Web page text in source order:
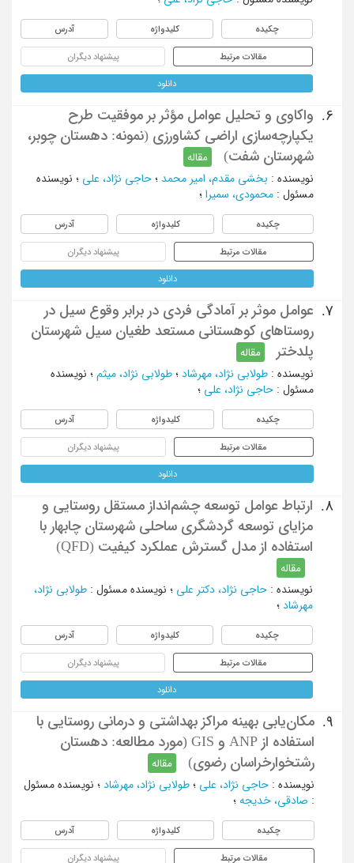
چکیده کلیدواژه آدرس
مقالات مرتبط پیشنهاد دیگران
دانلود
6.
واکاوی و تحلیل عوامل مؤثر بر موفقیت طرح
یکپارچه‌سازی اراضی کشاورزی (نمونه: دهستان چوبر،
شهرستان شفت)
مقاله
نویسنده : بخشی مقدم، امیر محمد ؛ حاجی نژاد، علی ؛ نویسنده
مسئول : محمودی، سمیرا ؛
چکیده کلیدواژه آدرس
مقالات مرتبط پیشنهاد دیگران
دانلود
7.
عوامل موثر بر آمادگی فردی در برابر وقوع سیل در
روستاهای کوهستانی مستعد طغیان سیل شهرستان
پلدختر
مقاله
نویسنده : طولابی نژاد، مهرشاد ؛ طولابی نژاد، میثم ؛ نویسنده
مسئول : حاجی نژاد، علی ؛
چکیده کلیدواژه آدرس
مقالات مرتبط پیشنهاد دیگران
دانلود
8.
ارتباط عوامل توسعه چشم‌انداز مستقل روستایی و
مزایای توسعه گردشگری ساحلی شهرستان چابهار با
استفاده از مدل گسترش عملکرد کیفیت (QFD)
مقاله
نویسنده : حاجی نژاد، دکتر علی ؛ نویسنده مسئول : طولابی نژاد،
مهرشاد ؛
چکیده کلیدواژه آدرس
مقالات مرتبط پیشنهاد دیگران
دانلود
9.
مکان‌یابی بهینه مراکز بهداشتی و درمانی روستایی با
استفاده از ANP و GIS (مورد مطالعه: دهستان
رشتخوارخراسان رضوی)
مقاله
نویسنده : حاجی نژاد، علی ؛ طولابی نژاد، مهرشاد ؛ نویسنده مسئول
: صادقی، خدیجه ؛
چکیده کلیدواژه آدرس
مقالات مرتبط پیشنهاد دیگران